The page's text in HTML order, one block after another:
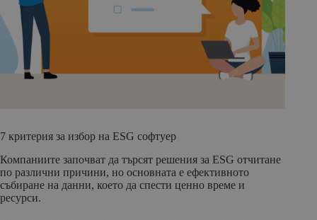
7 критерия за избор на ESG софтуер
Компаниите започват да търсят решения за ESG отчитане
по различни причини, но основната е ефективното
събиране на данни, което да спести ценно време и
ресурси.